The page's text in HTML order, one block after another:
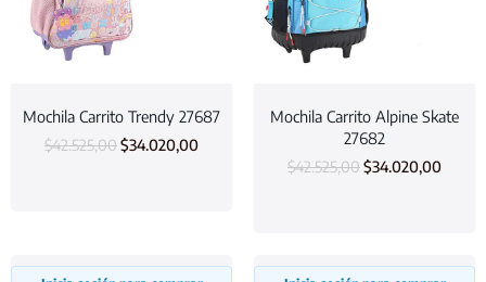
Mochila Carrito Trendy 27687
$42.525,00$34.020,00
Mochila Carrito Alpine Skate
27682
$42.525,00$34.020,00